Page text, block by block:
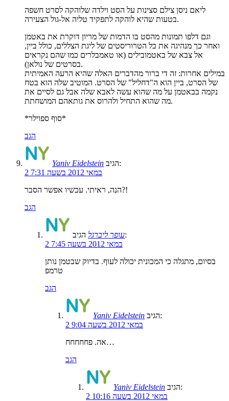
ליאם ניסן צילם סצינות על הסט וילדה שלוהקה לסרט חשפה
בטעות שהיא לוהקה לתפקיד טליה אל-גול הצעירה.
וגם דלפו תמונות מהסט בו הדמות של מריון דוקרת את באטמן
ואחר כך מנהיגה את כל הטרוריסטים של ליגת הצללים, כולל ביין,
אל צבא של באטמובילים (או טאמבלרים כמו שהם נקראים
בסרטים של נולאן).
במילים אחרות: זה די ברור מהדברים האלה שהיא הרעה האמיתית
של הסרט, ביין הוא ה"דחליל" של הסרט. המוטיב שלה הוא בטח
נקמה בבאטמן על מה שהוא עשה לאבא שלה אבל גם לסיים את
מה שהוא התחיל ולהרוס את גותאהם המושחתת.
*סוף ספוילר*
הגב
Yaniv Eidelstein
הגיב:
2 במאי 2012 בשעה 7:31
הנה, ראיתי. עכשיו אפשר הסבר?!
הגב
עופר ליברגלהגיב:
2 במאי 2012 בשעה 7:45
בסיום, מתגלה כי המכונית יכולה לעוף. בדיוק שבטמן נותן
טרמפ
הגב
Yaniv Eidelstein
הגיב:
2 במאי 2012 בשעה 9:04
אה. פחחחחח…
הגב
Yaniv Eidelstein
הגיב:
2 במאי 2012 בשעה 10:16